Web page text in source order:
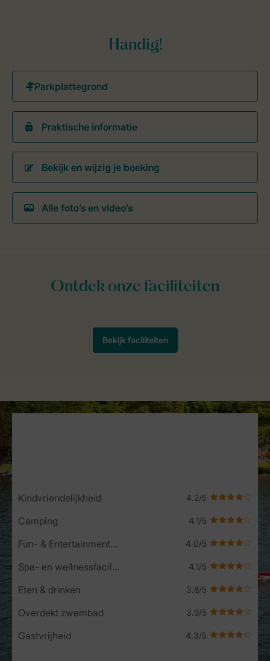
Handig!
Praktische informatie
Bekijk en wijzig je boeking
Alle foto’s en video’s
Service Rating from our guests
Kindvriendelijkheid
Camping
Fun- & Entertainment-programma
Spa- en wellnessfaciliteiten
Eten & drinken
Overdekt zwembad
Gastvrijheid